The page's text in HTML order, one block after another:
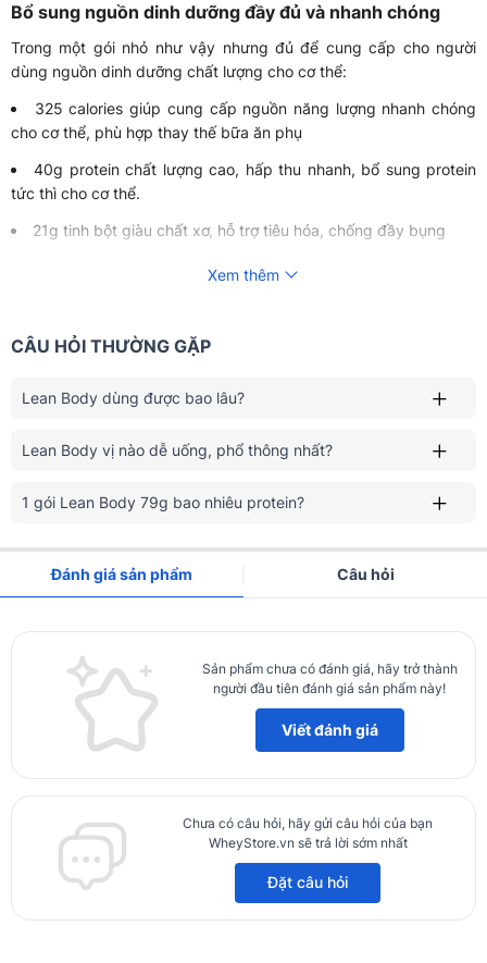
Bổ sung nguồn dinh dưỡng đầy đủ và nhanh chóng
Trong một gói nhỏ như vậy nhưng đủ để cung cấp cho người
dùng nguồn dinh dưỡng chất lượng cho cơ thể:
325 calories giúp cung cấp nguồn năng lượng nhanh chóng
cho cơ thể, phù hợp thay thế bữa ăn phụ
40g protein chất lượng cao, hấp thu nhanh, bổ sung protein
tức thì cho cơ thể.
21g tinh bột giàu chất xơ, hỗ trợ tiêu hóa, chống đầy bụng
22 vitamin & khoáng chất giúp tăng khả năng hấp thu
Lượng bột của Lean Body có kết cấu bột rất tơi và mịn, dễ dàng
hấp thu. Ngoài ra, sản phẩm có tới 3 vị dâu, socola và vani, sản
nên người dùng không lo bị ngán.
Một số ưu điểm khác
Không đậu nành
Không Gluten
Không biến đổi gen
Thành phần của Lean Body 80 gói
1 hộp 80 gói, mỗi gói 79 cung cấp:
40g Protein
325 calories
22 Vitamin & khoáng chất
Công dụng của Lean Body 80 gói
- Cung cấp đầy đủ 4 nhóm dinh dưỡng giúp đáp ứng nhu cầu cơ
Xem thêm
CÂU HỎI THƯỜNG GẶP
Lean Body dùng được bao lâu?
Lean Body vị nào dễ uống, phổ thông nhất?
1 gói Lean Body 79g bao nhiêu protein?
Đánh giá sản phẩm Câu hỏi
Sản phẩm chưa có đánh giá, hãy trở thành
người đầu tiên đánh giá sản phẩm này!
Viết đánh giá
Chưa có câu hỏi, hãy gửi câu hỏi của bạn
WheyStore.vn sẽ trả lời sớm nhất
Đặt câu hỏi